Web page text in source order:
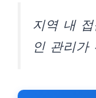
지역 내
인 관리가